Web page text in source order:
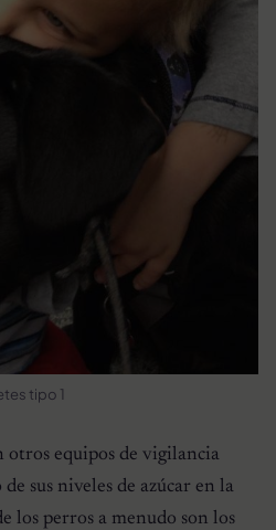
tipo 1
otros equipos de vigilancia
sus niveles de azúcar en la
los perros a menudo son los